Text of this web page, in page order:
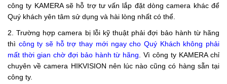
công ty KAMERA sẽ hỗ trợ tư vấn lắp đặt dòng camera khác để
Quý khách yên tâm sử dụng và hài lòng nhất có thể.
2. Trường hợp camera bị lỗi kỹ thuật phải đợi bảo hành từ hãng
thì công ty sẽ hỗ trợ thay mới ngay cho Quý Khách không phải
mất thời gian chờ đợi bảo hành từ hãng . Vì công ty KAMERA chỉ
chuyên về camera HIKVISION nên lúc nào cũng có hàng sẵn tại
công ty.